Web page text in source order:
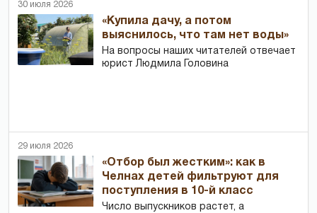
30 июля 2026
«Купила дачу, а потом
выяснилось, что там нет воды»
На вопросы наших читателей отвечает
юрист Людмила Головина
29 июля 2026
«Отбор был жестким»: как в
Челнах детей фильтруют для
поступления в 10-й класс
Число выпускников растет, а